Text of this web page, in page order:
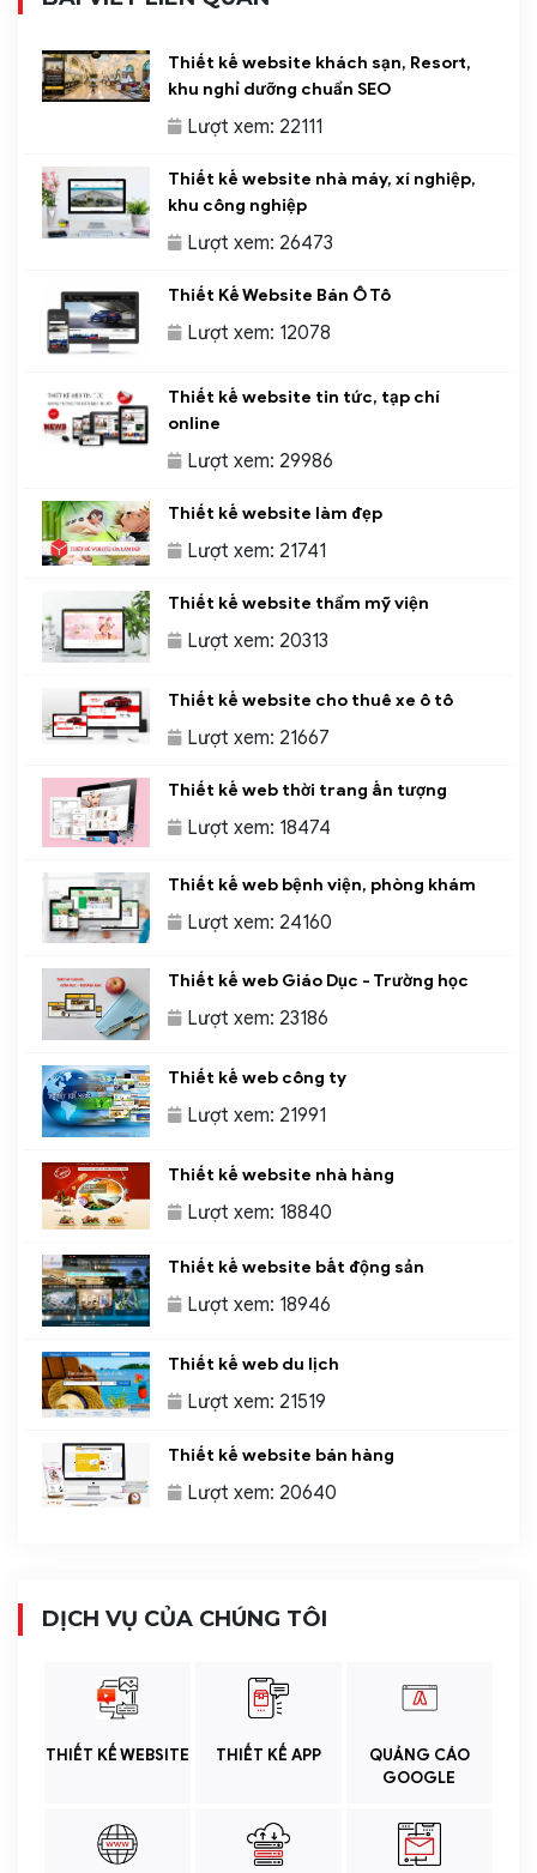
Thiết kế website khách sạn, Resort,
khu nghỉ dưỡng chuẩn SEO
Lượt xem: 22111
Thiết kế website nhà máy, xí nghiệp,
khu công nghiệp
Lượt xem: 26473
Thiết Kế Website Bán Ô Tô
Lượt xem: 12078
Thiết kế website tin tức, tạp chí
online
Lượt xem: 29986
Thiết kế website làm đẹp
Lượt xem: 21741
Thiết kế website thẩm mỹ viện
Lượt xem: 20313
Thiết kế website cho thuê xe ô tô
Lượt xem: 21667
Thiết kế web thời trang ấn tượng
Lượt xem: 18474
Thiết kế web bệnh viện, phòng khám
Lượt xem: 24160
Thiết kế web Giáo Dục - Trường học
Lượt xem: 23186
Thiết kế web công ty
Lượt xem: 21991
Thiết kế website nhà hàng
Lượt xem: 18840
Thiết kế website bất động sản
Lượt xem: 18946
Thiết kế web du lịch
Lượt xem: 21519
Thiết kế website bán hàng
Lượt xem: 20640
DỊCH VỤ CỦA CHÚNG TÔI
THIẾT KẾ WEBSITE THIẾT KẾ APP
QUẢNG CÁO
GOOGLE